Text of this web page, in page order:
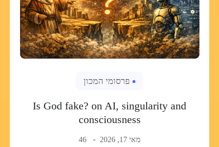
פרסומי המכון
Is God fake? on AI, singularity and
consciousness
מאי 17, 2026 46